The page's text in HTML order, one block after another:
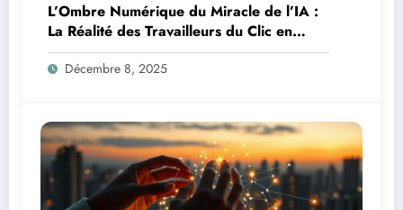
L’Ombre Numérique du Miracle de l’IA :
La Réalité des Travailleurs du Clic en
Afrique
Décembre 8, 2025